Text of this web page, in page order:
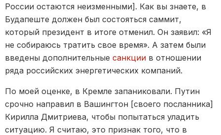
России остаются неизменными]. Как вы знаете, в
Будапеште должен был состояться саммит,
который президент в итоге отменил. Он заявил: «Я
не собираюсь тратить свое время». А затем были
введены дополнительные санкции в отношении
ряда российских энергетических компаний.
По моей оценке, в Кремле запаниковали. Путин
срочно направил в Вашингтон [своего посланника]
Кирилла Дмитриева, чтобы попытаться уладить
ситуацию. Я считаю, это признак того, что в